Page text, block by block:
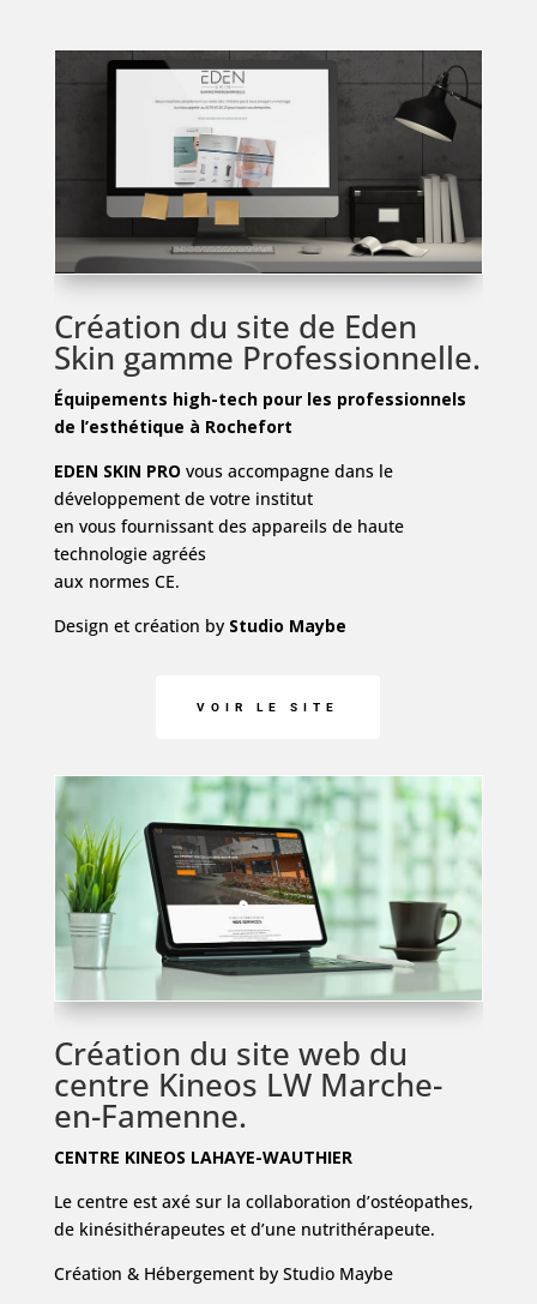
Création du site de Eden
Skin gamme Professionnelle.
Équipements high-tech pour les professionnels
de l’esthétique à Rochefort
EDEN SKIN PRO vous accompagne dans le
développement de votre institut
en vous fournissant des appareils de haute
technologie agréés
aux normes CE.
Design et création by Studio Maybe
VOIR LE SITE
Création du site web du
centre Kineos LW Marche-
en-Famenne.
CENTRE KINEOS LAHAYE-WAUTHIER
Le centre est axé sur la collaboration d’ostéopathes,
de kinésithérapeutes et d’une nutrithérapeute.
Création & Hébergement by Studio Maybe